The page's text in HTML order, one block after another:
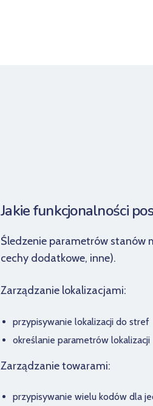
Jakie funkcjonalności
Śledzenie parametrów stanów
cechy dodatkowe, inne).
Zarządzanie lokalizacjami:
przypisywanie lokalizacji do stref
określanie parametrów lokalizacji
Zarządzanie towarami:
przypisywanie wielu kodów dla